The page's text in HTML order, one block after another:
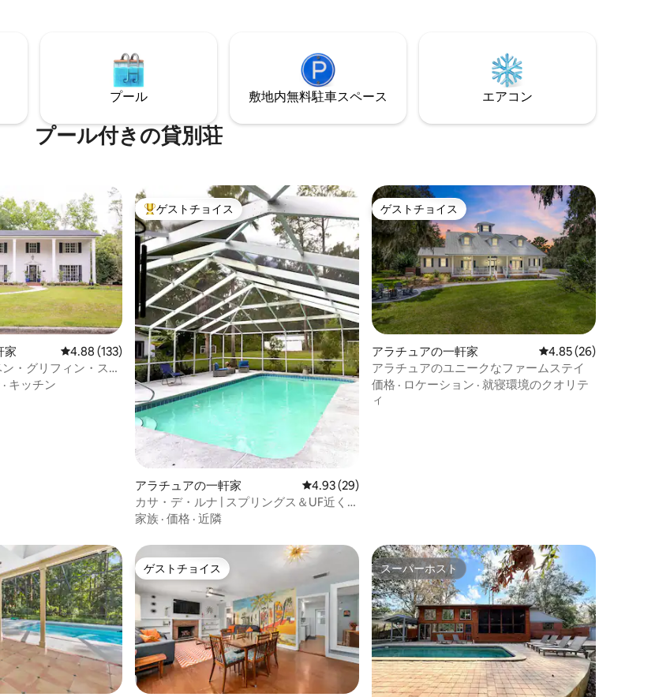
出ますので、快適に
。 バナナの木々と
イバシーフェンスに
やイベントに最適なロケーションです！
土曜日の朝のファーマーズマーケット、
スパ、子供の遊び場はすぐ近くです！ ヘ
イルの自然散策道、タートルポンド、自
用プール。ドアベル、駐車場、裏口に
Ring Securityを設置しています。ゲスト
がいるときは通知がオフになります。屋
内にはカメラがありません。
プール 敷地内無料駐⁠車ス⁠ペ⁠ー⁠ス エアコン
プール付きの貸別荘
平均評価
家 レビュー133件、5つ星中4.88つ星の平均評価
4.88 (133)
・グリフィン・スタ
· キッチン
大好評のゲストチョイスです。
ゲストチョイス
アラチュアの一軒家 レビュー29件、5つ星中4.93つ星の平均評価
4.93 (29)
カサ・デ・ルナ | スプリングス＆UF近くの
温水プール
家族 · 価格 · 近隣
ゲストチョイス
ゲストチョイス
アラチュアの一軒家 レビュー26件、5つ星
4.85 (26)
アラチュアのユニークなファームステイ
価格 · ロケーション · 就寝環境のクオリテ
ィ
ゲストチョイス
ゲストチョイス スーパーホスト
スーパーホスト